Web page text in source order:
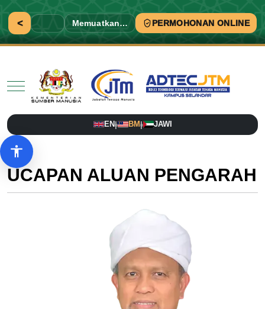
< Memuatkan… PERMOHONAN ONLINE
Mobile Menu Toggle
EN| BM| JAWI
Pilihan aksesibiliti
UCAPAN ALUAN PENGARAH